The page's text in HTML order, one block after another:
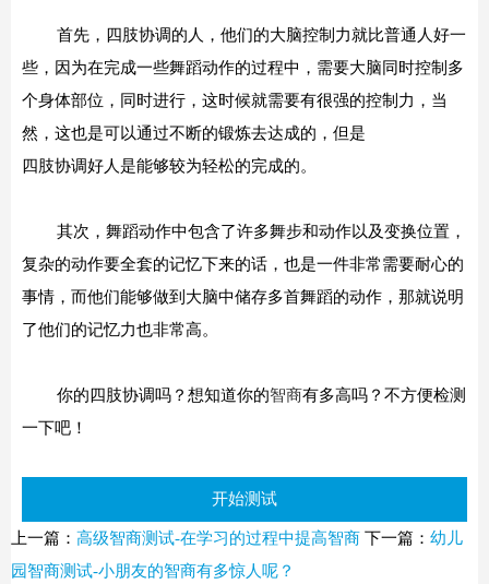
首先，四肢协调的人，他们的大脑控制力就比普通人好一
些，因为在完成一些舞蹈动作的过程中，需要大脑同时控制多
个身体部位，同时进行，这时候就需要有很强的控制力，当
然，这也是可以通过不断的锻炼去达成的，但是
四肢协调好人是能够较为轻松的完成的。
其次，舞蹈动作中包含了许多舞步和动作以及变换位置，
复杂的动作要全套的记忆下来的话，也是一件非常需要耐心的
事情，而他们能够做到大脑中储存多首舞蹈的动作，那就说明
了他们的记忆力也非常高。
你的四肢协调吗？想知道你的智商有多高吗？不方便检测
一下吧！
开始测试
上一篇： 高级智商测试-在学习的过程中提高智商 下一篇： 幼儿
园智商测试-小朋友的智商有多惊人呢？